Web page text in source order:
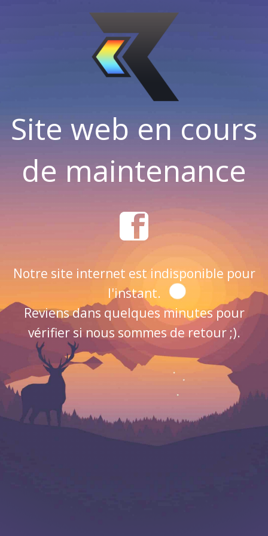
Site web en cours
de maintenance
Notre site internet est indisponible pour
l'instant.
Reviens dans quelques minutes pour
vérifier si nous sommes de retour ;).